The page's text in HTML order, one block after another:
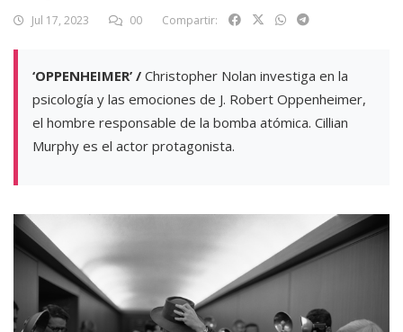
Jul 17, 2023 00 Compartir:
‘OPPENHEIMER’ / Christopher Nolan investiga en la
psicología y las emociones de J. Robert Oppenheimer,
el hombre responsable de la bomba atómica. Cillian
Murphy es el actor protagonista.